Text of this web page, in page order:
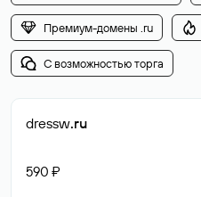
Премиум-домены .ru
С возможностью торга
dressw.ru
590 ₽